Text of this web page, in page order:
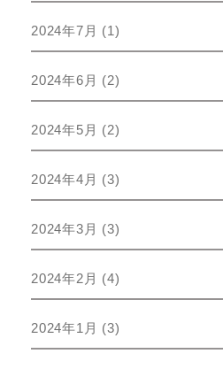
2024年7月 (1)
2024年6月 (2)
2024年5月 (2)
2024年4月 (3)
2024年3月 (3)
2024年2月 (4)
2024年1月 (3)